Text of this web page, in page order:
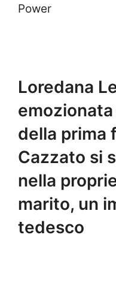
Power
Loredana
emozionata
della prima
Cazzato si
nella
marito, un
tedesco